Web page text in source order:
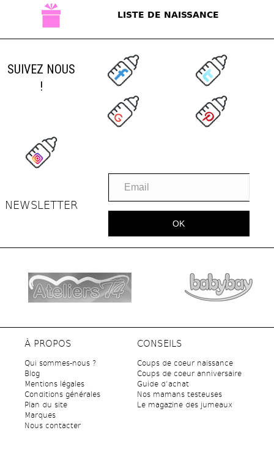
LISTE DE NAISSANCE
SUIVEZ NOUS
!
NEWSLETTER
OK
À PROPOS
Qui sommes-nous ?
Blog
Mentions légales
Conditions générales
Plan du site
Marques
Nous contacter
CONSEILS
Coups de coeur naissance
Coups de coeur anniversaire
Guide d’achat
Nos mamans testeuses
Le magazine des jumeaux